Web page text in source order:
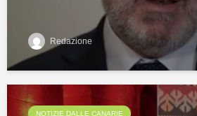
Redazione
NOTIZIE DALLE CANARIE